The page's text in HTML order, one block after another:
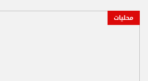
محليات